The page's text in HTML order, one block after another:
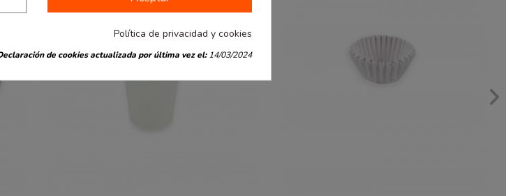
Política de privacidad y cookies
de cookies actualizada por última vez el:14/03/2024